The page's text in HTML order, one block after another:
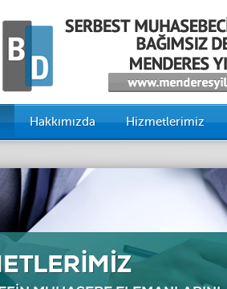
Hakkımızda Hizmetlerimiz